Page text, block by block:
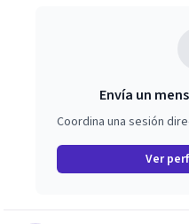
Envía un
Coordina una sesión
Ver